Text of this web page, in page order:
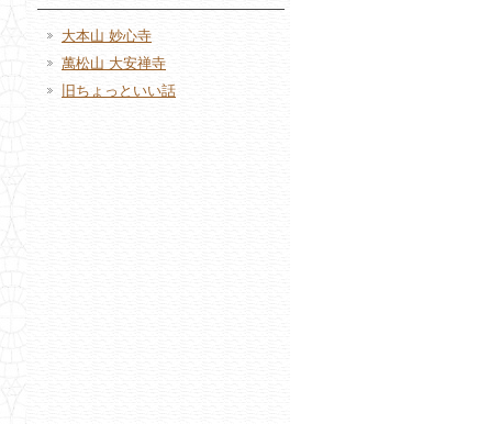
大本山 妙心寺
萬松山 大安禅寺
旧ちょっといい話